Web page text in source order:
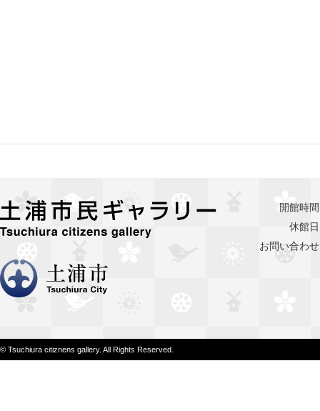
土浦市民ギャラリー
開館時間
休館日
お問い合わせ
© Tsuchiura citiznens gallery. All Rights Reserved.